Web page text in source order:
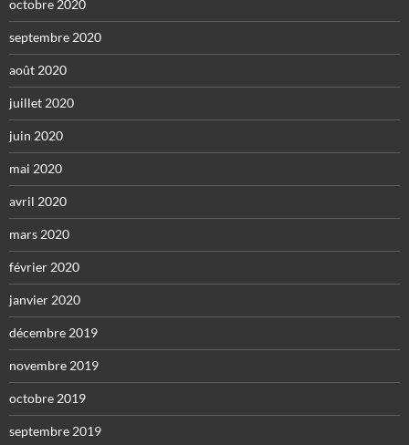
octobre 2020
septembre 2020
août 2020
juillet 2020
juin 2020
mai 2020
avril 2020
mars 2020
février 2020
janvier 2020
décembre 2019
novembre 2019
octobre 2019
septembre 2019